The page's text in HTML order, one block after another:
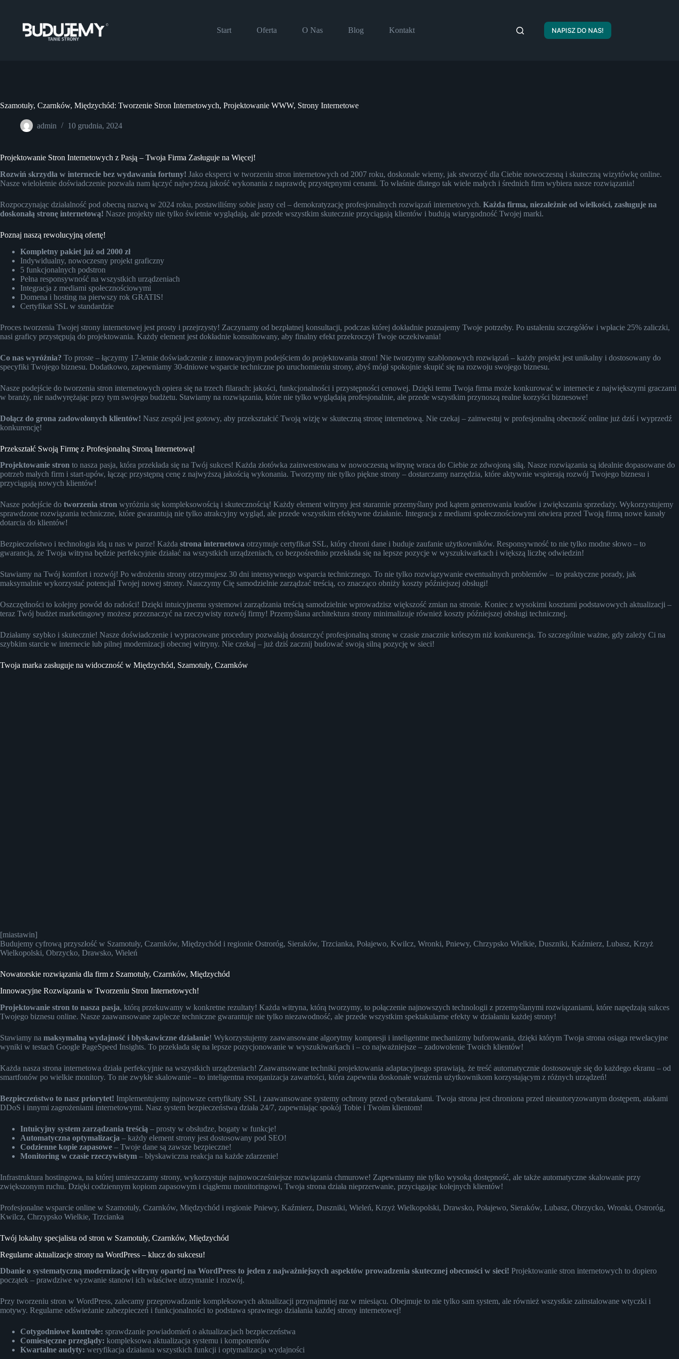
Start
Oferta O Nas Blog Kontakt NAPISZ DO NAS!
Szamotuły, Czarnków, Międzychód: Tworzenie Stron Internetowych, Projektowanie WWW, Strony Internetowe
admin 10 grudnia, 2024
Projektowanie Stron Internetowych z Pasją – Twoja Firma Zasługuje na Więcej!
Rozwiń skrzydła w internecie bez wydawania fortuny! Jako eksperci w tworzeniu stron internetowych od 2007 roku, doskonale wiemy, jak stworzyć dla Ciebie nowoczesną i skuteczną wizytówkę online.
Nasze wieloletnie doświadczenie pozwala nam łączyć najwyższą jakość wykonania z naprawdę przystępnymi cenami. To właśnie dlatego tak wiele małych i średnich firm wybiera nasze rozwiązania!
Rozpoczynając działalność pod obecną nazwą w 2024 roku, postawiliśmy sobie jasny cel – demokratyzację profesjonalnych rozwiązań internetowych. Każda firma, niezależnie od wielkości, zasługuje na
doskonałą stronę internetową! Nasze projekty nie tylko świetnie wyglądają, ale przede wszystkim skutecznie przyciągają klientów i budują wiarygodność Twojej marki.
Poznaj naszą rewolucyjną ofertę!
Kompletny pakiet już od 2000 zł
Indywidualny, nowoczesny projekt graficzny
5 funkcjonalnych podstron
Pełna responsywność na wszystkich urządzeniach
Integracja z mediami społecznościowymi
Domena i hosting na pierwszy rok GRATIS!
Certyfikat SSL w standardzie
Proces tworzenia Twojej strony internetowej jest prosty i przejrzysty! Zaczynamy od bezpłatnej konsultacji, podczas której dokładnie poznajemy Twoje potrzeby. Po ustaleniu szczegółów i wpłacie 25% zaliczki,
nasi graficy przystępują do projektowania. Każdy element jest dokładnie konsultowany, aby finalny efekt przekroczył Twoje oczekiwania!
Co nas wyróżnia? To proste – łączymy 17-letnie doświadczenie z innowacyjnym podejściem do projektowania stron! Nie tworzymy szablonowych rozwiązań – każdy projekt jest unikalny i dostosowany do
specyfiki Twojego biznesu. Dodatkowo, zapewniamy 30-dniowe wsparcie techniczne po uruchomieniu strony, abyś mógł spokojnie skupić się na rozwoju swojego biznesu.
Nasze podejście do tworzenia stron internetowych opiera się na trzech filarach: jakości, funkcjonalności i przystępności cenowej. Dzięki temu Twoja firma może konkurować w internecie z największymi graczami
w branży, nie nadwyrężając przy tym swojego budżetu. Stawiamy na rozwiązania, które nie tylko wyglądają profesjonalnie, ale przede wszystkim przynoszą realne korzyści biznesowe!
Dołącz do grona zadowolonych klientów! Nasz zespół jest gotowy, aby przekształcić Twoją wizję w skuteczną stronę internetową. Nie czekaj – zainwestuj w profesjonalną obecność online już dziś i wyprzedź
konkurencję!
Przekształć Swoją Firmę z Profesjonalną Stroną Internetową!
Projektowanie stron to nasza pasja, która przekłada się na Twój sukces! Każda złotówka zainwestowana w nowoczesną witrynę wraca do Ciebie ze zdwojoną siłą. Nasze rozwiązania są idealnie dopasowane do
potrzeb małych firm i start-upów, łącząc przystępną cenę z najwyższą jakością wykonania. Tworzymy nie tylko piękne strony – dostarczamy narzędzia, które aktywnie wspierają rozwój Twojego biznesu i
przyciągają nowych klientów!
Nasze podejście do tworzenia stron wyróżnia się kompleksowością i skutecznością! Każdy element witryny jest starannie przemyślany pod kątem generowania leadów i zwiększania sprzedaży. Wykorzystujemy
sprawdzone rozwiązania techniczne, które gwarantują nie tylko atrakcyjny wygląd, ale przede wszystkim efektywne działanie. Integracja z mediami społecznościowymi otwiera przed Twoją firmą nowe kanały
dotarcia do klientów!
Bezpieczeństwo i technologia idą u nas w parze! Każda strona internetowa otrzymuje certyfikat SSL, który chroni dane i buduje zaufanie użytkowników. Responsywność to nie tylko modne słowo – to
gwarancja, że Twoja witryna będzie perfekcyjnie działać na wszystkich urządzeniach, co bezpośrednio przekłada się na lepsze pozycje w wyszukiwarkach i większą liczbę odwiedzin!
Stawiamy na Twój komfort i rozwój! Po wdrożeniu strony otrzymujesz 30 dni intensywnego wsparcia technicznego. To nie tylko rozwiązywanie ewentualnych problemów – to praktyczne porady, jak
maksymalnie wykorzystać potencjał Twojej nowej strony. Nauczymy Cię samodzielnie zarządzać treścią, co znacząco obniży koszty późniejszej obsługi!
Oszczędności to kolejny powód do radości! Dzięki intuicyjnemu systemowi zarządzania treścią samodzielnie wprowadzisz większość zmian na stronie. Koniec z wysokimi kosztami podstawowych aktualizacji –
teraz Twój budżet marketingowy możesz przeznaczyć na rzeczywisty rozwój firmy! Przemyślana architektura strony minimalizuje również koszty późniejszej obsługi technicznej.
Działamy szybko i skutecznie! Nasze doświadczenie i wypracowane procedury pozwalają dostarczyć profesjonalną stronę w czasie znacznie krótszym niż konkurencja. To szczególnie ważne, gdy zależy Ci na
szybkim starcie w internecie lub pilnej modernizacji obecnej witryny. Nie czekaj – już dziś zacznij budować swoją silną pozycję w sieci!
Twoja marka zasługuje na widoczność w Międzychód, Szamotuły, Czarnków
[miastawin]
Budujemy cyfrową przyszłość w Szamotuły, Czarnków, Międzychód i regionie Ostroróg, Sieraków, Trzcianka, Połajewo, Kwilcz, Wronki, Pniewy, Chrzypsko Wielkie, Duszniki, Kaźmierz, Lubasz, Krzyż
Wielkopolski, Obrzycko, Drawsko, Wieleń
Nowatorskie rozwiązania dla firm z Szamotuły, Czarnków, Międzychód
Innowacyjne Rozwiązania w Tworzeniu Stron Internetowych!
Projektowanie stron to nasza pasja, którą przekuwamy w konkretne rezultaty! Każda witryna, którą tworzymy, to połączenie najnowszych technologii z przemyślanymi rozwiązaniami, które napędzają sukces
Twojego biznesu online. Nasze zaawansowane zaplecze techniczne gwarantuje nie tylko niezawodność, ale przede wszystkim spektakularne efekty w działaniu każdej strony!
Stawiamy na maksymalną wydajność i błyskawiczne działanie! Wykorzystujemy zaawansowane algorytmy kompresji i inteligentne mechanizmy buforowania, dzięki którym Twoja strona osiąga rewelacyjne
wyniki w testach Google PageSpeed Insights. To przekłada się na lepsze pozycjonowanie w wyszukiwarkach i – co najważniejsze – zadowolenie Twoich klientów!
Każda nasza strona internetowa działa perfekcyjnie na wszystkich urządzeniach! Zaawansowane techniki projektowania adaptacyjnego sprawiają, że treść automatycznie dostosowuje się do każdego ekranu – od
smartfonów po wielkie monitory. To nie zwykłe skalowanie – to inteligentna reorganizacja zawartości, która zapewnia doskonałe wrażenia użytkownikom korzystającym z różnych urządzeń!
Bezpieczeństwo to nasz priorytet! Implementujemy najnowsze certyfikaty SSL i zaawansowane systemy ochrony przed cyberatakami. Twoja strona jest chroniona przed nieautoryzowanym dostępem, atakami
DDoS i innymi zagrożeniami internetowymi. Nasz system bezpieczeństwa działa 24/7, zapewniając spokój Tobie i Twoim klientom!
Intuicyjny system zarządzania treścią – prosty w obsłudze, bogaty w funkcje!
Automatyczna optymalizacja – każdy element strony jest dostosowany pod SEO!
Codzienne kopie zapasowe – Twoje dane są zawsze bezpieczne!
Monitoring w czasie rzeczywistym – błyskawiczna reakcja na każde zdarzenie!
Infrastruktura hostingowa, na której umieszczamy strony, wykorzystuje najnowocześniejsze rozwiązania chmurowe! Zapewniamy nie tylko wysoką dostępność, ale także automatyczne skalowanie przy
zwiększonym ruchu. Dzięki codziennym kopiom zapasowym i ciągłemu monitoringowi, Twoja strona działa nieprzerwanie, przyciągając kolejnych klientów!
Profesjonalne wsparcie online w Szamotuły, Czarnków, Międzychód i regionie Pniewy, Kaźmierz, Duszniki, Wieleń, Krzyż Wielkopolski, Drawsko, Połajewo, Sieraków, Lubasz, Obrzycko, Wronki, Ostroróg,
Kwilcz, Chrzypsko Wielkie, Trzcianka
Twój lokalny specjalista od stron w Szamotuły, Czarnków, Międzychód
Regularne aktualizacje strony na WordPress – klucz do sukcesu!
Dbanie o systematyczną modernizację witryny opartej na WordPress to jeden z najważniejszych aspektów prowadzenia skutecznej obecności w sieci! Projektowanie stron internetowych to dopiero
początek – prawdziwe wyzwanie stanowi ich właściwe utrzymanie i rozwój.
Przy tworzeniu stron w WordPress, zalecamy przeprowadzanie kompleksowych aktualizacji przynajmniej raz w miesiącu. Obejmuje to nie tylko sam system, ale również wszystkie zainstalowane wtyczki i
motywy. Regularne odświeżanie zabezpieczeń i funkcjonalności to podstawa sprawnego działania każdej strony internetowej!
Cotygodniowe kontrole: sprawdzanie powiadomień o aktualizacjach bezpieczeństwa
Comiesięczne przeglądy: kompleksowa aktualizacja systemu i komponentów
Kwartalne audyty: weryfikacja działania wszystkich funkcji i optymalizacja wydajności